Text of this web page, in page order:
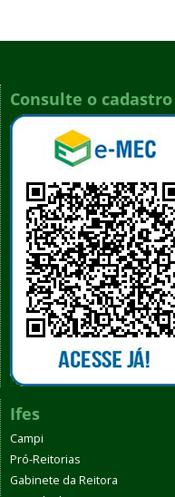
Consulte o
Ifes
Campi
Pró-Reitorias
Gabinete da Reitora